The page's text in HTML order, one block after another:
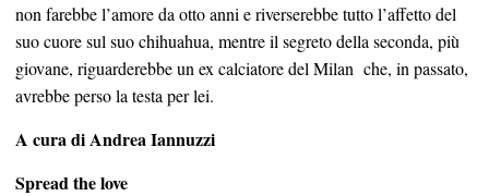
non farebbe l’amore da otto anni e riverserebbe tutto l’affetto del
suo cuore sul suo chihuahua, mentre il segreto della seconda, più
giovane, riguarderebbe un ex calciatore del Milan che, in passato,
avrebbe perso la testa per lei.
A cura di Andrea Iannuzzi
Spread the love